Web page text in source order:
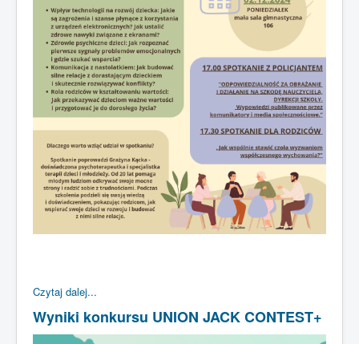
Czytaj dalej...
Wyniki konkursu UNION JACK CONTEST+